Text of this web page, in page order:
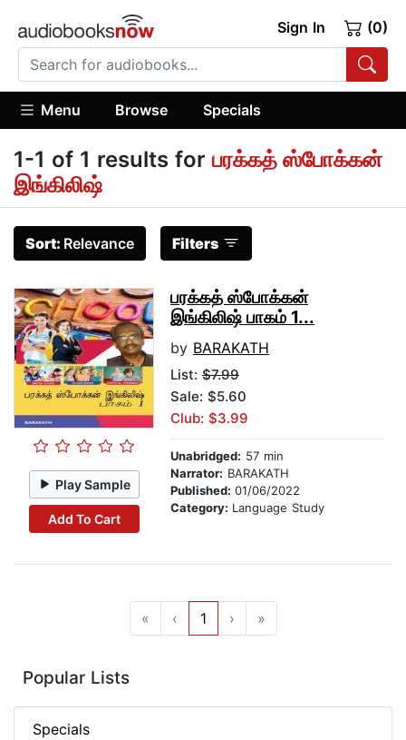
Sign In (0)
Menu Browse Specials
1-1 of 1 results for பரக்கத் ஸ்போக்கன்
இங்கிலிஷ்
Sort: Relevance Filters
Play Sample
Add To Cart
பரக்கத் ஸ்போக்கன்
இங்கிலிஷ் பாகம் 1...
by BARAKATH
List: $7.99
Sale: $5.60
Club: $3.99
Unabridged: 57 min
Narrator: BARAKATH
Published: 01/06/2022
Category: Language Study
« ‹ 1 › »
Popular Lists
Specials